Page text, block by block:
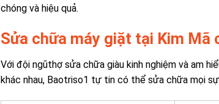
chóng và hiệu quả.
Sửa chữa máy giặt tại Kim Mã
Với đội ngũthợ sửa chữa giàu kinh nghiệm và am
khác nhau, Baotriso1 tự tin có thể sửa chữa mọi